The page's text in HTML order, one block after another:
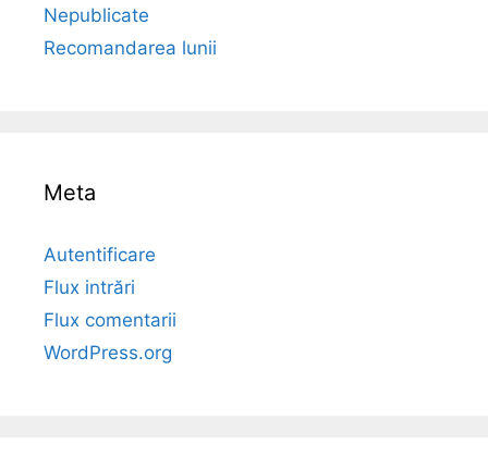
Nepublicate
Recomandarea lunii
Meta
Autentificare
Flux intrări
Flux comentarii
WordPress.org